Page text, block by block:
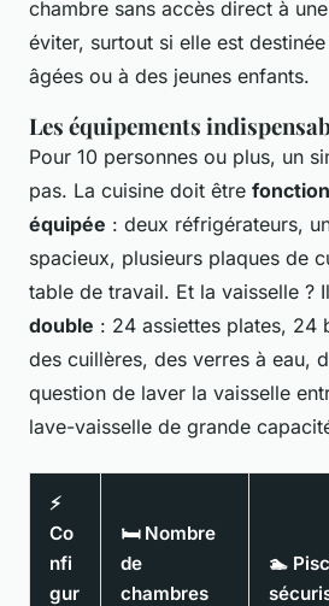
chambre sans accès direct à
éviter, surtout si elle est
âgées ou à des jeunes enfants.
Les équipements
Pour 10 personnes ou plus, un
pas. La cuisine doit être
équipée : deux réfrigérateurs,
spacieux, plusieurs plaques de
table de travail. Et la vaisselle ?
double : 24 assiettes plates, 24
des cuillères, des verres à eau,
question de laver la vaisselle
lave-vaisselle de grande
⚡
Co
nfi
gur
🛏️ Nombre
de
chambres
🏊